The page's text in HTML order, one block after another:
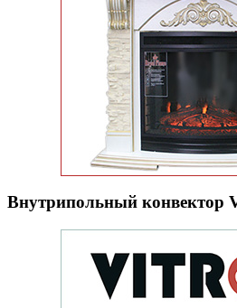
Внутрипольный конвектор